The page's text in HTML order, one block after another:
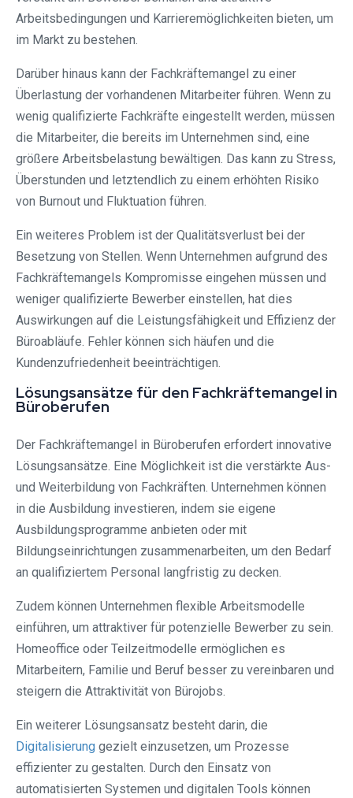
Arbeitsbedingungen und Karrieremöglichkeiten bieten, um
im Markt zu bestehen.
Darüber hinaus kann der Fachkräftemangel zu einer
Überlastung der vorhandenen Mitarbeiter führen. Wenn zu
wenig qualifizierte Fachkräfte eingestellt werden, müssen
die Mitarbeiter, die bereits im Unternehmen sind, eine
größere Arbeitsbelastung bewältigen. Das kann zu Stress,
Überstunden und letztendlich zu einem erhöhten Risiko
von Burnout und Fluktuation führen.
Ein weiteres Problem ist der Qualitätsverlust bei der
Besetzung von Stellen. Wenn Unternehmen aufgrund des
Fachkräftemangels Kompromisse eingehen müssen und
weniger qualifizierte Bewerber einstellen, hat dies
Auswirkungen auf die Leistungsfähigkeit und Effizienz der
Büroabläufe. Fehler können sich häufen und die
Kundenzufriedenheit beeinträchtigen.
Lösungsansätze für den Fachkräftemangel in
Büroberufen
Der Fachkräftemangel in Büroberufen erfordert innovative
Lösungsansätze. Eine Möglichkeit ist die verstärkte Aus-
und Weiterbildung von Fachkräften. Unternehmen können
in die Ausbildung investieren, indem sie eigene
Ausbildungsprogramme anbieten oder mit
Bildungseinrichtungen zusammenarbeiten, um den Bedarf
an qualifiziertem Personal langfristig zu decken.
Zudem können Unternehmen flexible Arbeitsmodelle
einführen, um attraktiver für potenzielle Bewerber zu sein.
Homeoffice oder Teilzeitmodelle ermöglichen es
Mitarbeitern, Familie und Beruf besser zu vereinbaren und
steigern die Attraktivität von Bürojobs.
Ein weiterer Lösungsansatz besteht darin, die
Digitalisierung gezielt einzusetzen, um Prozesse
effizienter zu gestalten. Durch den Einsatz von
automatisierten Systemen und digitalen Tools können